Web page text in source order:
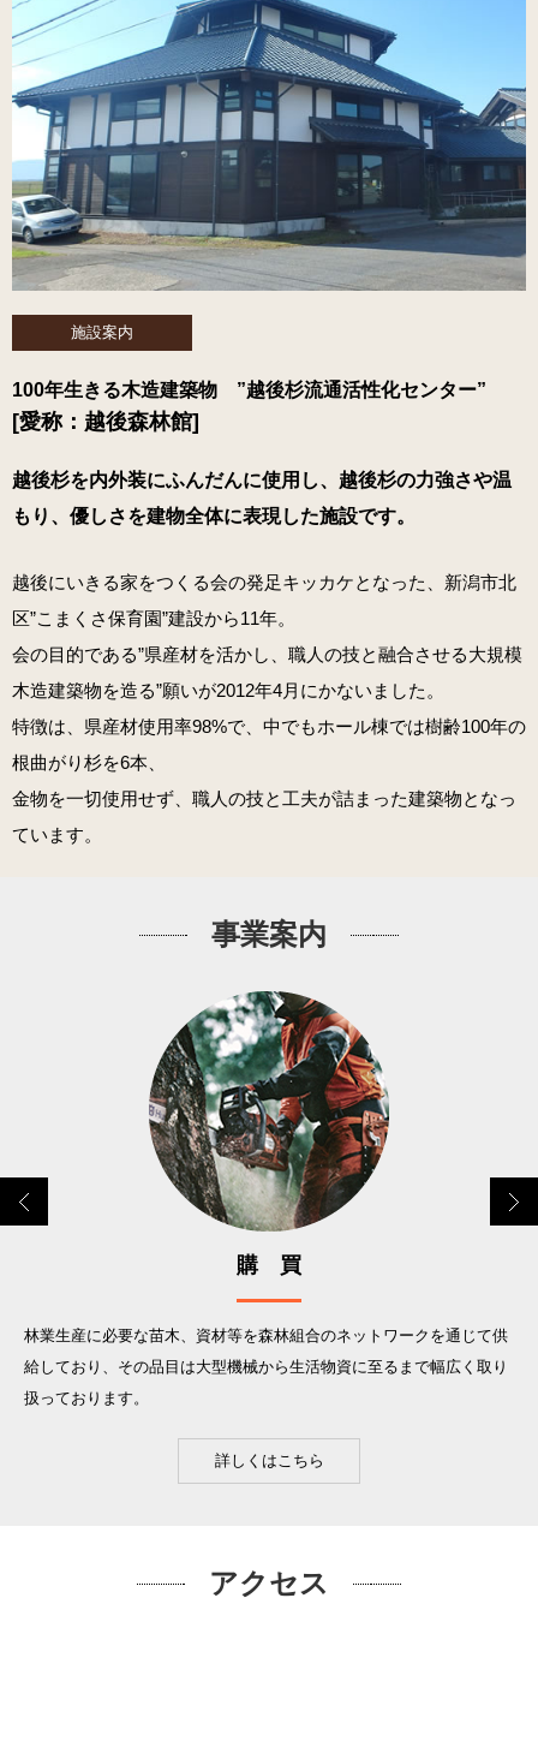
施設案内
100年生きる木造建築物 ”越後杉流通活性化センター”
[愛称：越後森林館]
越後杉を内外装にふんだんに使用し、越後杉の力強さや温
もり、優しさを建物全体に表現した施設です。
越後にいきる家をつくる会の発足キッカケとなった、新潟市北
区”こまくさ保育園”建設から11年。
会の目的である”県産材を活かし、職人の技と融合させる大規模
木造建築物を造る”願いが2012年4月にかないました。
特徴は、県産材使用率98%で、中でもホール棟では樹齢100年の
根曲がり杉を6本、
金物を一切使用せず、職人の技と工夫が詰まった建築物となっ
ています。
事業案内
購 買
林業生産に必要な苗木、資材等を森林組合のネットワークを通じて供
給しており、その品目は大型機械から生活物資に至るまで幅広く取り
扱っております。
詳しくはこちら
アクセス